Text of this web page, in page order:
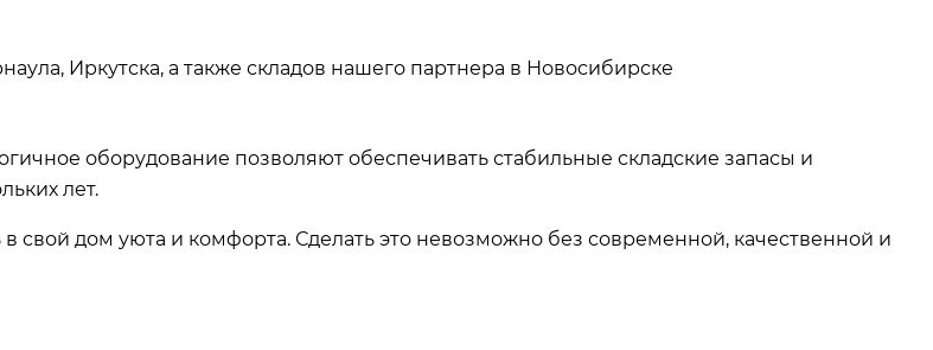
Иркутска, а также складов нашего партнера в Новосибирске
оборудование позволяют обеспечивать стабильные складские запасы и
лет.
свой дом уюта и комфорта. Сделать это невозможно без современной, качественной и